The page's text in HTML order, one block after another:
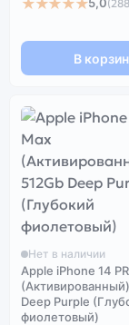
В
Нет в наличии
Apple iPhone 14
Deep Purple
фиолетовый)